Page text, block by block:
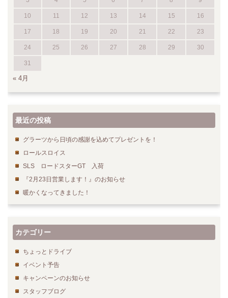
10 11 12 13 14 15 16
17 18 19 20 21 22 23
24 25 26 27 28 29 30
31
« 4月
最近の投稿
グラーツから日頃の感謝を込めてプレゼントを！
ロールスロイス
SLS ロードスターGT 入荷
『2月23日営業します！』のお知らせ
暖かくなってきました！
カテゴリー
ちょっとドライブ
イベント予告
キャンペーンのお知らせ
スタッフブログ